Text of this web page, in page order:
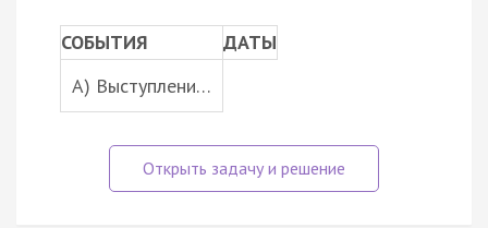
СОБЫТИЯ
ДАТЫ
A) Выступлени…